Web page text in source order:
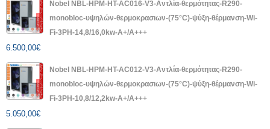
Nobel NBL-HPM-HT-AC016-V3-Αντλία-θερμότητας-R290-
monobloc-υψηλών-θερμοκρασιων-(75°C)-ψύξη-θέρμανση-Wi-
Fi-3PH-14,8/16,0kw-A+/A+++
6.500,00€
Nobel NBL-HPM-HT-AC012-V3-Αντλία-θερμότητας-R290-
monobloc-υψηλών-θερμοκρασιων-(75°C)-ψύξη-θέρμανση-Wi-
Fi-3PH-10,8/12,2kw-A+/A+++
5.050,00€